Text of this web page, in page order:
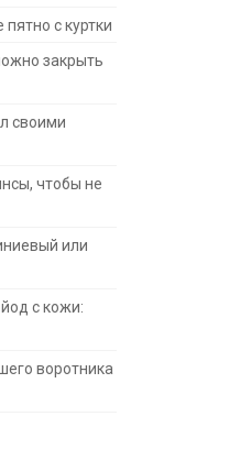
с куртки
закрыть
своими
чтобы не
или
с кожи:
воротника